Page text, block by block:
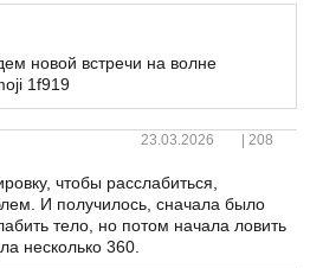
новой встречи на волне
23.03.2026 208
чтобы расслабиться,
И получилось, сначала было
тело, но потом начала ловить
несколько 360.